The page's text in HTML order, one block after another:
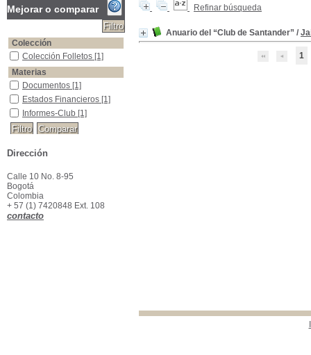
Refinar búsqueda
Anuario del “Club de Santander” /
1
Mejorar o comparar
Colección
Colección Folletos
Colección Folletos [1]
Materias
Documentos
Documentos [1]
Estados Financieros
Estados Financieros [1]
Informes-Club
Informes-Club [1]
Dirección
Calle 10 No. 8-95
Bogotá
Colombia
+ 57 (1) 7420848 Ext. 108
contacto